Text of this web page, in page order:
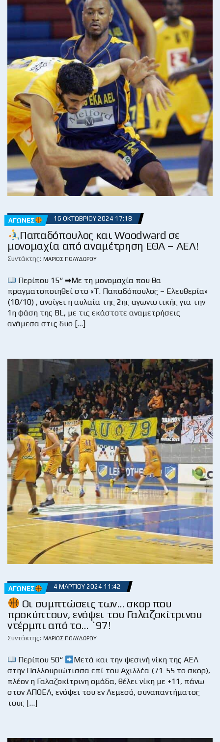
ΑΓΏΝΕΣ 16 ΟΚΤΩΒΡΊΟΥ 2024 17:18
Παπαδόπουλος και Woodward σε
μονομαχία από αναμέτρηση ΕΘΑ – ΑΕΛ!
Συντάκτης: ΜΆΡΙΟΣ ΠΟΛΥΔΏΡΟΥ
Περίπου 15“ ➡Με τη μονομαχία που θα
πραγματοποιηθεί στο «Τ. Παπαδόπουλος – Ελευθερία»
(18/10) , ανοίγει η αυλαία της 2ης αγωνιστικής για την
1η φάση της BL, με τις εκάστοτε αναμετρήσεις
ανάμεσα στις δυο […]
ΑΓΏΝΕΣ 4 ΜΑΡΤΊΟΥ 2024 11:42
Οι συμπτώσεις των… σκορ που
προκύπτουν, ενόψει του Γαλαζοκίτρινου
ντέρμπι από το… `97!
Συντάκτης: ΜΆΡΙΟΣ ΠΟΛΥΔΏΡΟΥ
Περίπου 50“
Μετά και την ψεσινή νίκη της ΑΕΛ
στην Παλλουριώτισσα επί του Αχιλλέα (71-55 το σκορ),
πλέον η Γαλαζοκίτρινη ομάδα, θέλει νίκη με +11, πάνω
στον ΑΠΟΕΛ, ενόψει του εν Λεμεσό, συναπαντήματος
τους […]